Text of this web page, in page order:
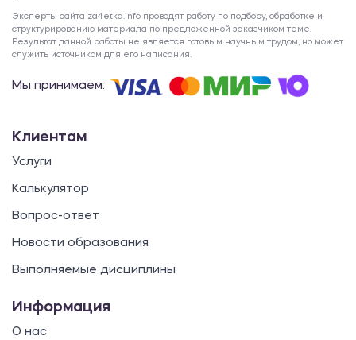
Эксперты сайта za4etka.info проводят работу по подбору, обработке и
структурированию материала по предложенной заказчиком теме.
Результат данной работы не является готовым научным трудом, но может
служить источником для его написания.
Мы принимаем:
Клиентам
Услуги
Калькулятор
Вопрос-ответ
Новости образования
Выполняемые дисциплины
Информация
О нас